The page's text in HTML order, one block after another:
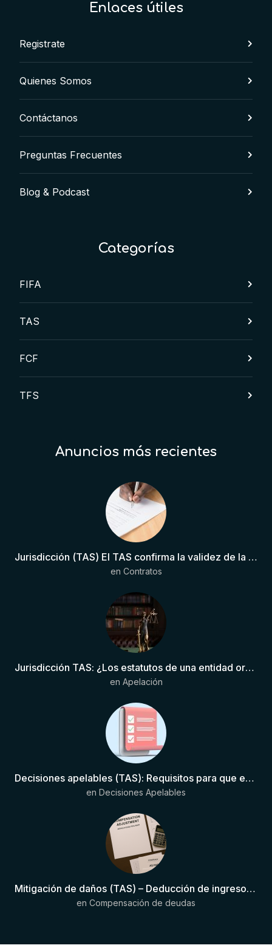
Enlaces útiles
Registrate
Quienes Somos
Contáctanos
Preguntas Frecuentes
Blog & Podcast
Categorías
FIFA
TAS
FCF
TFS
Anuncios más recientes
Jurisdicción (TAS) El TAS confirma la validez de la cláusula de sumisión jurisdiccional en el contrato del futbolista.
en Contratos
Jurisdicción TAS: ¿Los estatutos de una entidad organizadora de una liga de fútbol pueden otorgar competencia de forma directa al TAS?
en Apelación
Decisiones apelables (TAS): Requisitos para que exista una decisión
en Decisiones Apelables
Mitigación de daños (TAS) – Deducción de ingresos comprobados según el artículo 6(2)(b) del Anexo 2 RSTP FIFA
en Compensación de deudas